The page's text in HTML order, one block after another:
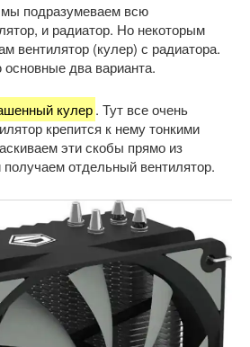
подразумеваем всю
и радиатор. Но некоторым
вентилятор (кулер) с радиатора.
два варианта.
кулер. Тут все очень
крепится к нему тонкими
эти скобы прямо из
отдельный вентилятор.